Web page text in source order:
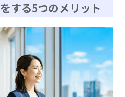
する5つのメリット